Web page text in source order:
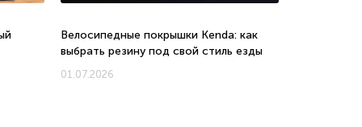
Велосипедные покрышки Kenda: как
выбрать резину под свой стиль езды
01.07.2026